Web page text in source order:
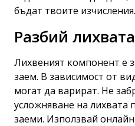
бъдат твоите изчисления.
Разбий
Лихвеният компонент е
заем. В зависимост от
могат да варират. Не
усложняване на лихвата
заеми. Използвай